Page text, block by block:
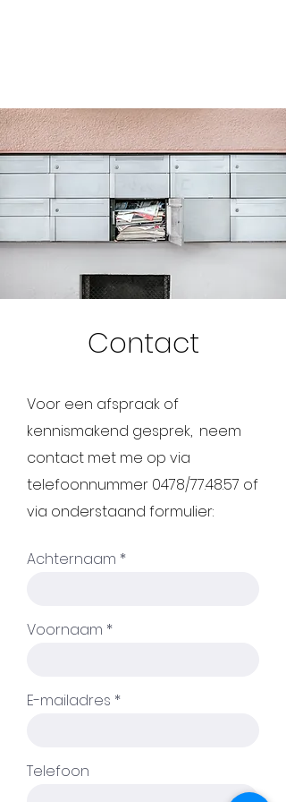
Contact
Voor een afspraak of
kennismakend gesprek, neem
contact met me op via
telefoonnummer 0478/77.48.57 of
via onderstaand formulier:
Achternaam
Voornaam
E-mailadres
Telefoon